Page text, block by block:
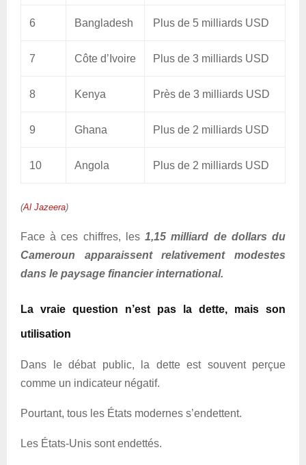
6 Bangladesh Plus de 5 milliards USD
7 Côte d’Ivoire Plus de 3 milliards USD
8 Kenya Près de 3 milliards USD
9 Ghana Plus de 2 milliards USD
10 Angola Plus de 2 milliards USD
(Al Jazeera)
Face à ces chiffres, les1,15 milliard de dollars du
Cameroun apparaissent relativement modestes
dans le paysage financier international.
La vraie question n’est pas la dette, mais son
utilisation
Dans le débat public, la dette est souvent perçue
comme un indicateur négatif.
Pourtant, tous les États modernes s’endettent.
Les États-Unis sont endettés.